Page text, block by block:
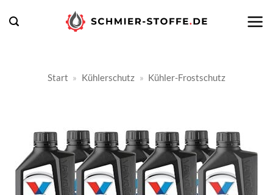
Inhalt
Start » Kühlerschutz » Kühler-Frostschutz